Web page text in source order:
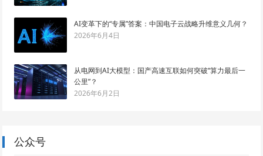
AI变革下的“专属”答案：中国电子云战略升维意义几何？
2026年6月4日
从电网到AI大模型：国产高速互联如何突破“算力最后一
公里”？
2026年6月2日
公众号